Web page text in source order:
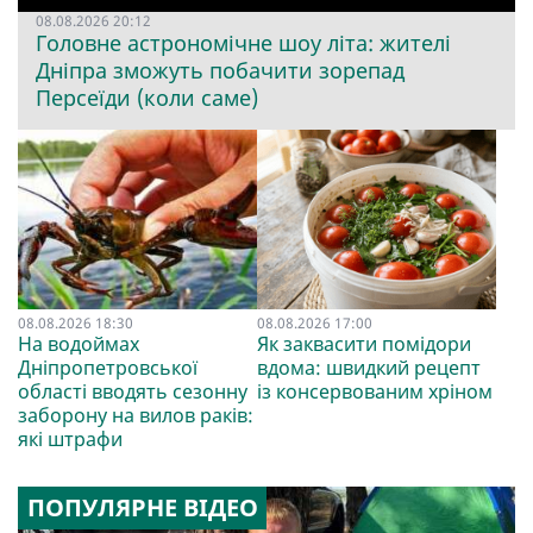
08.08.2026 20:12
Головне астрономічне шоу літа: жителі
Дніпра зможуть побачити зорепад
Персеїди (коли саме)
08.08.2026 18:30
На водоймах
Дніпропетровської
області вводять сезонну
заборону на вилов раків:
які штрафи
08.08.2026 17:00
Як заквасити помідори
вдома: швидкий рецепт
із консервованим хріном
ПОПУЛЯРНЕ ВІДЕО